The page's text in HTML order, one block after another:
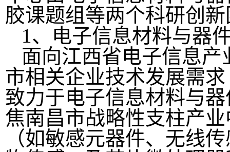
胶课题组等两个科研创
1、电子信息材料与器
面向江西省电子信息
市相关企业技术发展需
致力于电子信息材料与
焦南昌市战略性支柱产
（如敏感元器件、无线